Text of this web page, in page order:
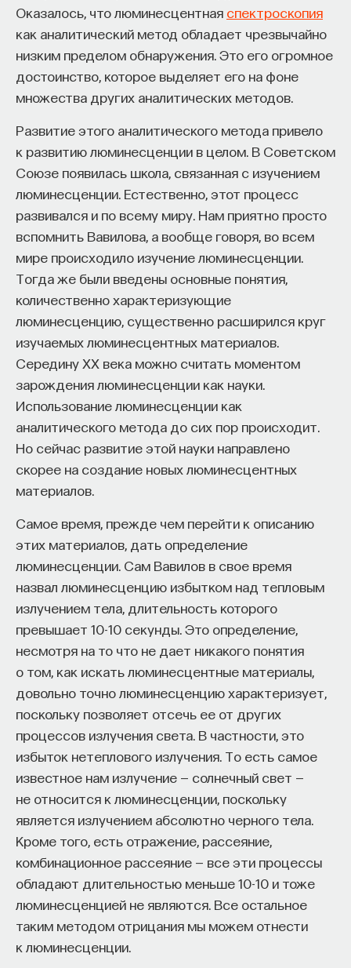
Оказалось, что люминесцентная спектроскопия
как аналитический метод обладает чрезвычайно
низким пределом обнаружения. Это его огромное
достоинство, которое выделяет его на фоне
множества других аналитических методов.
Развитие этого аналитического метода привело
к развитию люминесценции в целом. В Советском
Союзе появилась школа, связанная с изучением
люминесценции. Естественно, этот процесс
развивался и по всему миру. Нам приятно просто
вспомнить Вавилова, а вообще говоря, во всем
мире происходило изучение люминесценции.
Тогда же были введены основные понятия,
количественно характеризующие
люминесценцию, существенно расширился круг
изучаемых люминесцентных материалов.
Середину XX века можно считать моментом
зарождения люминесценции как науки.
Использование люминесценции как
аналитического метода до сих пор происходит.
Но сейчас развитие этой науки направлено
скорее на создание новых люминесцентных
материалов.
Самое время, прежде чем перейти к описанию
этих материалов, дать определение
люминесценции. Сам Вавилов в свое время
назвал люминесценцию избытком над тепловым
излучением тела, длительность которого
превышает 10-10 секунды. Это определение,
несмотря на то что не дает никакого понятия
о том, как искать люминесцентные материалы,
довольно точно люминесценцию характеризует,
поскольку позволяет отсечь ее от других
процессов излучения света. В частности, это
избыток нетеплового излучения. То есть самое
известное нам излучение — солнечный свет —
не относится к люминесценции, поскольку
является излучением абсолютно черного тела.
Кроме того, есть отражение, рассеяние,
комбинационное рассеяние — все эти процессы
обладают длительностью меньше 10-10 и тоже
люминесценцией не являются. Все остальное
таким методом отрицания мы можем отнести
к люминесценции.
ПОДДЕРЖАТЬ ПОСТНАУКУ